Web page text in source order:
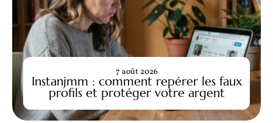
Instanjmm : comment repérer les faux
profils et protéger votre argent
7 août 2026